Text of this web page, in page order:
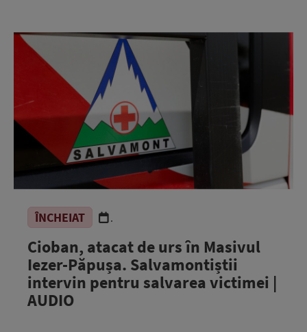
ÎNCHEIAT .
Cioban, atacat de urs în Masivul
Iezer-Păpușa. Salvamontiștii
intervin pentru salvarea victimei |
AUDIO